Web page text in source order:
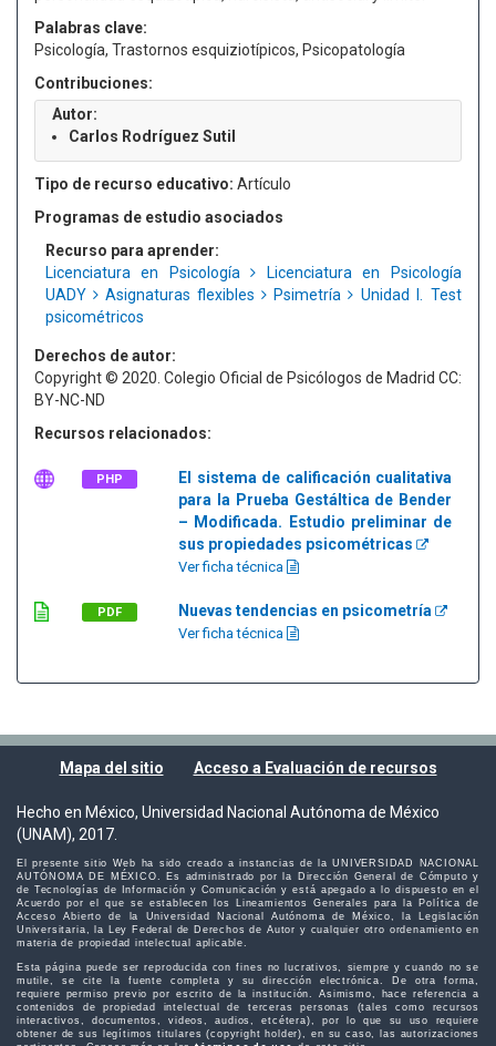
Palabras clave:
Psicología, Trastornos esquiziotípicos, Psicopatología
Contribuciones:
Autor:
Carlos Rodríguez Sutil
Tipo de recurso educativo: Artículo
Programas de estudio asociados
Recurso para aprender:
Licenciatura en Psicología
Licenciatura en Psicología
UADY
Asignaturas flexibles Psimetría
Unidad I. Test
psicométricos
Derechos de autor:
Copyright © 2020. Colegio Oficial de Psicólogos de Madrid CC:
BY-NC-ND
Recursos relacionados:
PHP
El sistema de calificación cualitativa
para la Prueba Gestáltica de Bender
– Modificada. Estudio preliminar de
sus propiedades psicométricas
Ver ficha técnica
PDF Nuevas tendencias en psicometría
Ver ficha técnica
Mapa del sitio Acceso a Evaluación de recursos
Hecho en México, Universidad Nacional Autónoma de México
(UNAM), 2017.
El presente sitio Web ha sido creado a instancias de la UNIVERSIDAD NACIONAL
AUTÓNOMA DE MÉXICO. Es administrado por la Dirección General de Cómputo y
de Tecnologías de Información y Comunicación y está apegado a lo dispuesto en el
Acuerdo por el que se establecen los Lineamientos Generales para la Política de
Acceso Abierto de la Universidad Nacional Autónoma de México, la Legislación
Universitaria, la Ley Federal de Derechos de Autor y cualquier otro ordenamiento en
materia de propiedad intelectual aplicable.
Esta página puede ser reproducida con fines no lucrativos, siempre y cuando no se
mutile, se cite la fuente completa y su dirección electrónica. De otra forma,
requiere permiso previo por escrito de la institución. Asimismo, hace referencia a
contenidos de propiedad intelectual de terceras personas (tales como recursos
interactivos, documentos, videos, audios, etcétera), por lo que su uso requiere
obtener de sus legítimos titulares (copyright holder), en su caso, las autorizaciones